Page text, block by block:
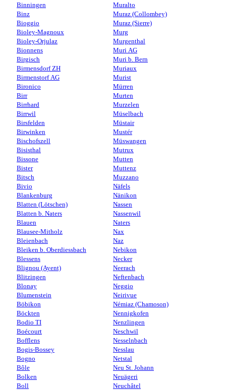
Binningen
Binz
Bioggio
Bioley-Magnoux
Bioley-Orjulaz
Bionnens
Birgisch
Birmensdorf ZH
Birmenstorf AG
Bironico
Birr
Birrhard
Birrwil
Birsfelden
Birwinken
Bischofszell
Bisisthal
Bissone
Bister
Bitsch
Bivio
Blankenburg
Blatten (Lötschen)
Blatten b. Naters
Blauen
Blausee-Mitholz
Bleienbach
Bleiken b. Oberdiessbach
Blessens
Blignou (Ayent)
Blitzingen
Blonay
Blumenstein
Böbikon
Böckten
Bodio TI
Boécourt
Bofflens
Bogis-Bossey
Bogno
Bôle
Bolken
Boll
Muralto
Muraz (Collombey)
Muraz (Sierre)
Murg
Murgenthal
Muri AG
Muri b. Bern
Muriaux
Murist
Mürren
Murten
Murzelen
Müselbach
Müstair
Mustér
Müswangen
Mutrux
Mutten
Muttenz
Muzzano
Näfels
Nänikon
Nassen
Nassenwil
Naters
Nax
Naz
Nebikon
Necker
Neerach
Neftenbach
Neggio
Neirivue
Némiaz (Chamoson)
Nennigkofen
Nenzlingen
Neschwil
Nesselnbach
Nesslau
Netstal
Neu St. Johann
Neuägeri
Neuchâtel